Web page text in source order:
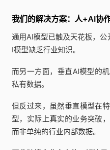
我们的解决方案：人+AI协
通用AI模型已触及天花板，
I模型缺乏行业知识。
而另一方面，垂直AI模型的
私有数据。
但反过来，虽然垂直模型在
型，实际上真实的业务突破
而非单纯的行业内部数据。